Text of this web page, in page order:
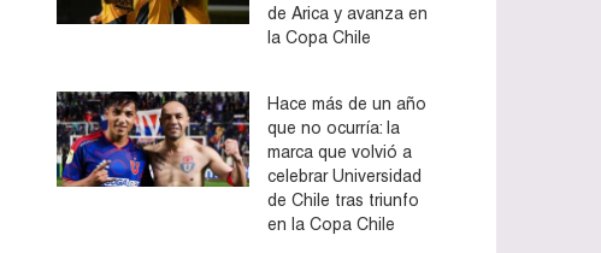
de Arica y avanza en
la Copa Chile
Hace más de un año
que no ocurría: la
marca que volvió a
celebrar Universidad
de Chile tras triunfo
en la Copa Chile